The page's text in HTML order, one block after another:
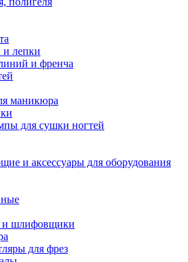
и лепки
и френча
маникюра
для сушки ногтей
и аксессуары для оборудования
и шлифовщики
для фрез